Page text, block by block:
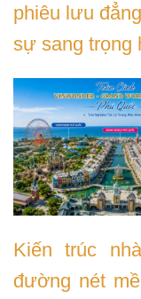
phiêu lưu
sự sang trọng
Kiến trúc
đường nét